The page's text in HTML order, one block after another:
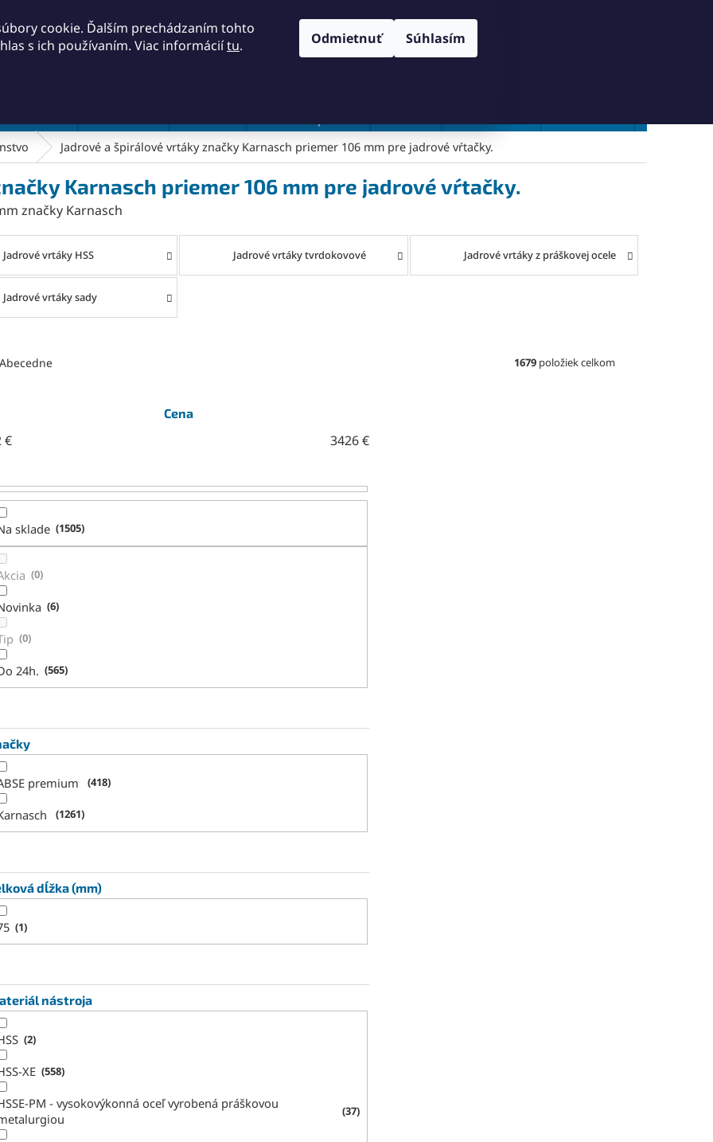
cookie. Ďalším prechádzaním tohto
s ich používaním. Viac informáciítu. Odmietnuť Súhlasím
Jadrové a špirálové vrtáky značky Karnasch priemer 106 mm pre jadrové vŕtačky.
Karnasch priemer 106 mm pre jadrové vŕtačky.
značky Karnasch
Jadrové vrtáky HSS Jadrové vrtáky tvrdokovové Jadrové vrtáky z práškovej ocele
Jadrové vrtáky sady
Abecedne 1679 položiek celkom
Cena
€ 3426€
sklade 1505
0
6
0
24h. 565
premium 418
1261
dĺžka (mm)
1
nástroja
2
XE 558
PM - vysokovýkonná oceľ vyrobená práškovou
37